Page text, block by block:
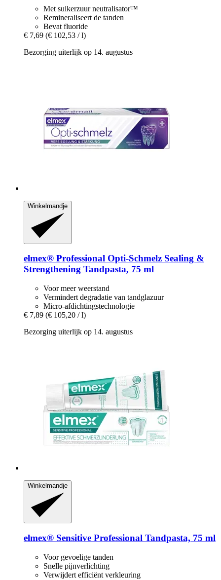
Met suikerzuur neutralisator™
Remineraliseert de tanden
Bevat fluoride
€ 7,69 (€ 102,53 / l)
Bezorging uiterlijk op 14. augustus
Winkelmandje
elmex® Professional Opti-​Schmelz Sealing &
Strengthening Tandpasta, 75 ml
Voor meer weerstand
Vermindert degradatie van tandglazuur
Micro-afdichtingstechnologie
€ 7,89 (€ 105,20 / l)
Bezorging uiterlijk op 14. augustus
Winkelmandje
elmex® Sensitive Professional Tandpasta, 75 ml
Voor gevoelige tanden
Snelle pijnverlichting
Verwijdert efficiënt verkleuring